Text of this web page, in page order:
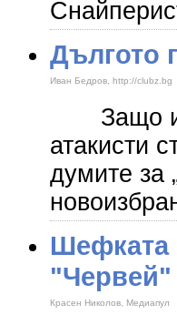
Дългото
Иван Бедров, http://clubz.bg
Защо и
атакисти
думите за
Шефката
"Червей"
Красен Николов, Медиапул